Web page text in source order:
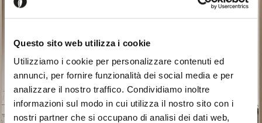
Questo sito web utilizza i cookie
Utilizziamo i cookie per personalizzare contenuti ed
annunci, per fornire funzionalità dei social media e per
analizzare il nostro traffico. Condividiamo inoltre
informazioni sul modo in cui utilizza il nostro sito con i
nostri partner che si occupano di analisi dei dati web,